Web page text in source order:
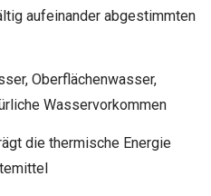
aufeinander abgestimmten
Oberflächenwasser,
Wasservorkommen
die thermische Energie